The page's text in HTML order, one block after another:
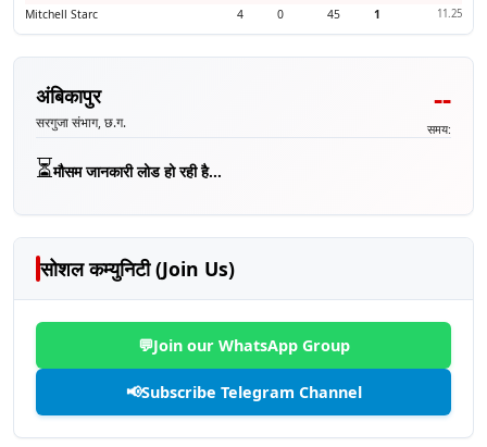
Mitchell Starc 4 0 45 1 11.25
अंबिकापुर
सरगुजा संभाग, छ.ग.
--
समय:
⏳मौसम जानकारी लोड हो रही है...
सोशल कम्युनिटी (Join Us)
💬Join our WhatsApp Group
📢Subscribe Telegram Channel